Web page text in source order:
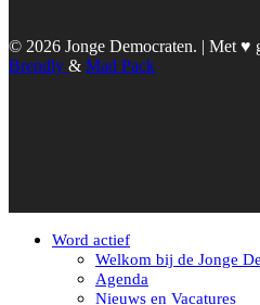
© 2026 Jonge Democraten. | Met ♥︎
Brendly & Mad Pack
Word actief
Welkom bij de Jonge
Agenda
Nieuws en Vacatures